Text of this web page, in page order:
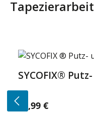
Produktgalerie
SYCOFIX®
Regulärer Preis:
14,99 €